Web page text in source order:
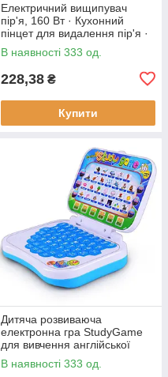
Електричний вищипувач
пір'я, 160 Вт · Кухонний
пінцет для видалення пір'я ·
Інструмент - щипці для
ощипування птиці
В наявності 333 од.
228,38 ₴
Купити
Дитяча розвиваюча
електронна гра StudyGame
для вивчення англійської
мови · Інтерактивний
комп'ютер для дитини
В наявності 333 од.